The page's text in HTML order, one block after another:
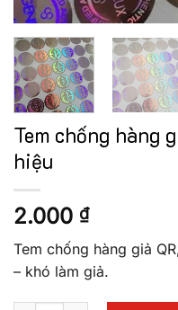
Tem chống hàng
hiệu
2.000 ₫
Tem chống hàng giả
– khó làm giả.